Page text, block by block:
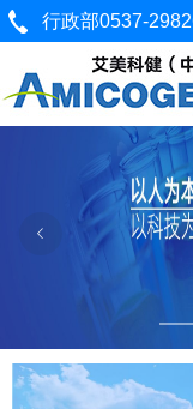
行政部0537-